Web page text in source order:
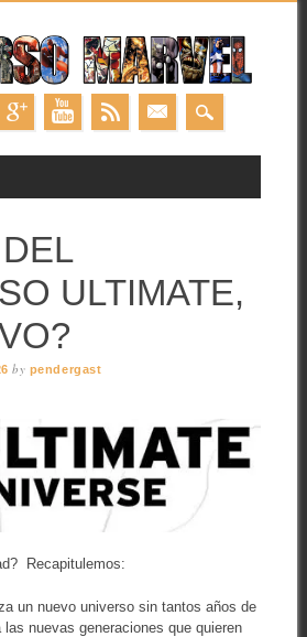
ULTIMATE,
by pendergast
Recapitulemos:
un nuevo universo sin tantos años de
nuevas generaciones que quieren